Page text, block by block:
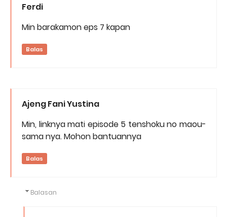
Ferdi
Min barakamon eps 7 kapan
Balas
Ajeng Fani Yustina
Min, linknya mati episode 5 tenshoku no maou-
sama nya. Mohon bantuannya
Balas
Balasan